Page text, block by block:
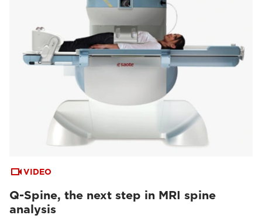
VIDEO
Q-Spine, the next step in MRI spine
analysis